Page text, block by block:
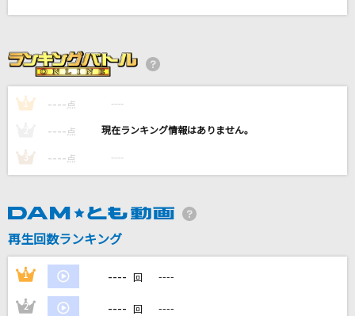
すりぃ
蔵王の風
DREAMIN' ON
美風藍(cv.蒼井翔太)
1 ---- 点 ----
---- 点 ----
3 ---- 点 ----
再生回数ランキング
1 ---- 回 ----
2 ---- 回 ----